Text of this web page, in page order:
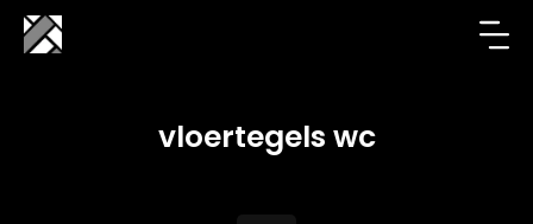
vloertegels wc